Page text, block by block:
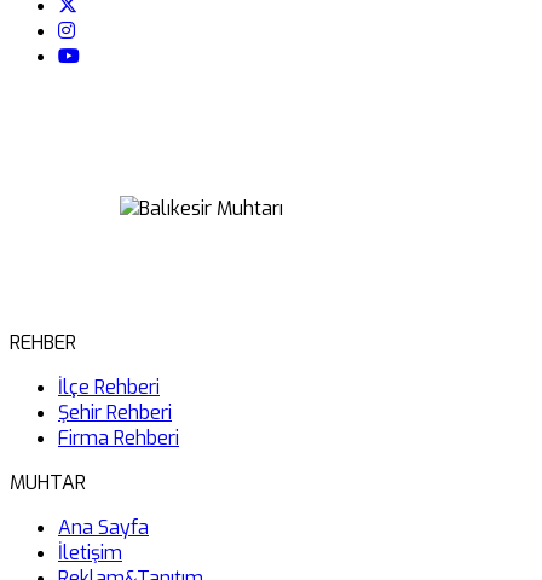
REHBER
İlçe Rehberi
Şehir Rehberi
Firma Rehberi
MUHTAR
Ana Sayfa
İletişim